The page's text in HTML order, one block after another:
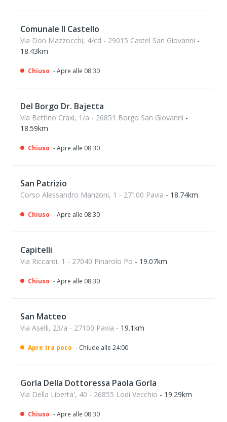
Comunale Il Castello
Via Don Mazzocchi, 4/cd - 29015 Castel San Giovanni -
18.43km
Chiuso - Apre alle 08:30
Del Borgo Dr. Bajetta
Via Bettino Craxi, 1/a - 26851 Borgo San Giovanni -
18.59km
Chiuso - Apre alle 08:30
San Patrizio
Corso Alessandro Manzoni, 1 - 27100 Pavia - 18.74km
Chiuso - Apre alle 08:30
Capitelli
Via Riccardi, 1 - 27040 Pinarolo Po - 19.07km
Chiuso - Apre alle 08:30
San Matteo
Via Aselli, 23/a - 27100 Pavia - 19.1km
Apre tra poco - Chiude alle 24:00
Gorla Della Dottoressa Paola Gorla
Via Della Liberta', 40 - 26855 Lodi Vecchio - 19.29km
Chiuso - Apre alle 08:30